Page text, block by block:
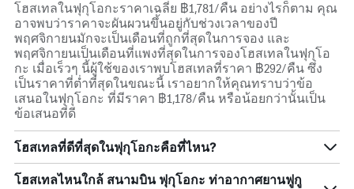
โฮสเทลในฟุกุโอกะราคาเฉลี่ย ฿1,781/คืน อย่างไรก็ตาม คุณ
อาจพบว่าราคาจะผันผวนขึ้นอยู่กับช่วงเวลาของปี
พฤศจิกายนมักจะเป็นเดือนที่ถูกที่สุดในการจอง และ
พฤศจิกายนเป็นเดือนที่แพงที่สุดในการจองโฮสเทลในฟุกุโอ
กะ เมื่อเร็วๆ นี้ผู้ใช้ของเราพบโฮสเทลที่ราคา ฿292/คืน ซึ่ง
เป็นราคาที่ต่ำที่สุดในขณะนี้ เราอยากให้คุณทราบว่าข้อ
เสนอในฟุกุโอกะ ที่มีราคา ฿1,178/คืน หรือน้อยกว่านั้นเป็น
ข้อเสนอที่ดี
โฮสเทลที่ดีที่สุดในฟุกุโอกะคือที่ไหน?
โฮสเทลไหนใกล้ สนามบิน ฟุกุโอกะ ท่าอากาศยานฟูกู